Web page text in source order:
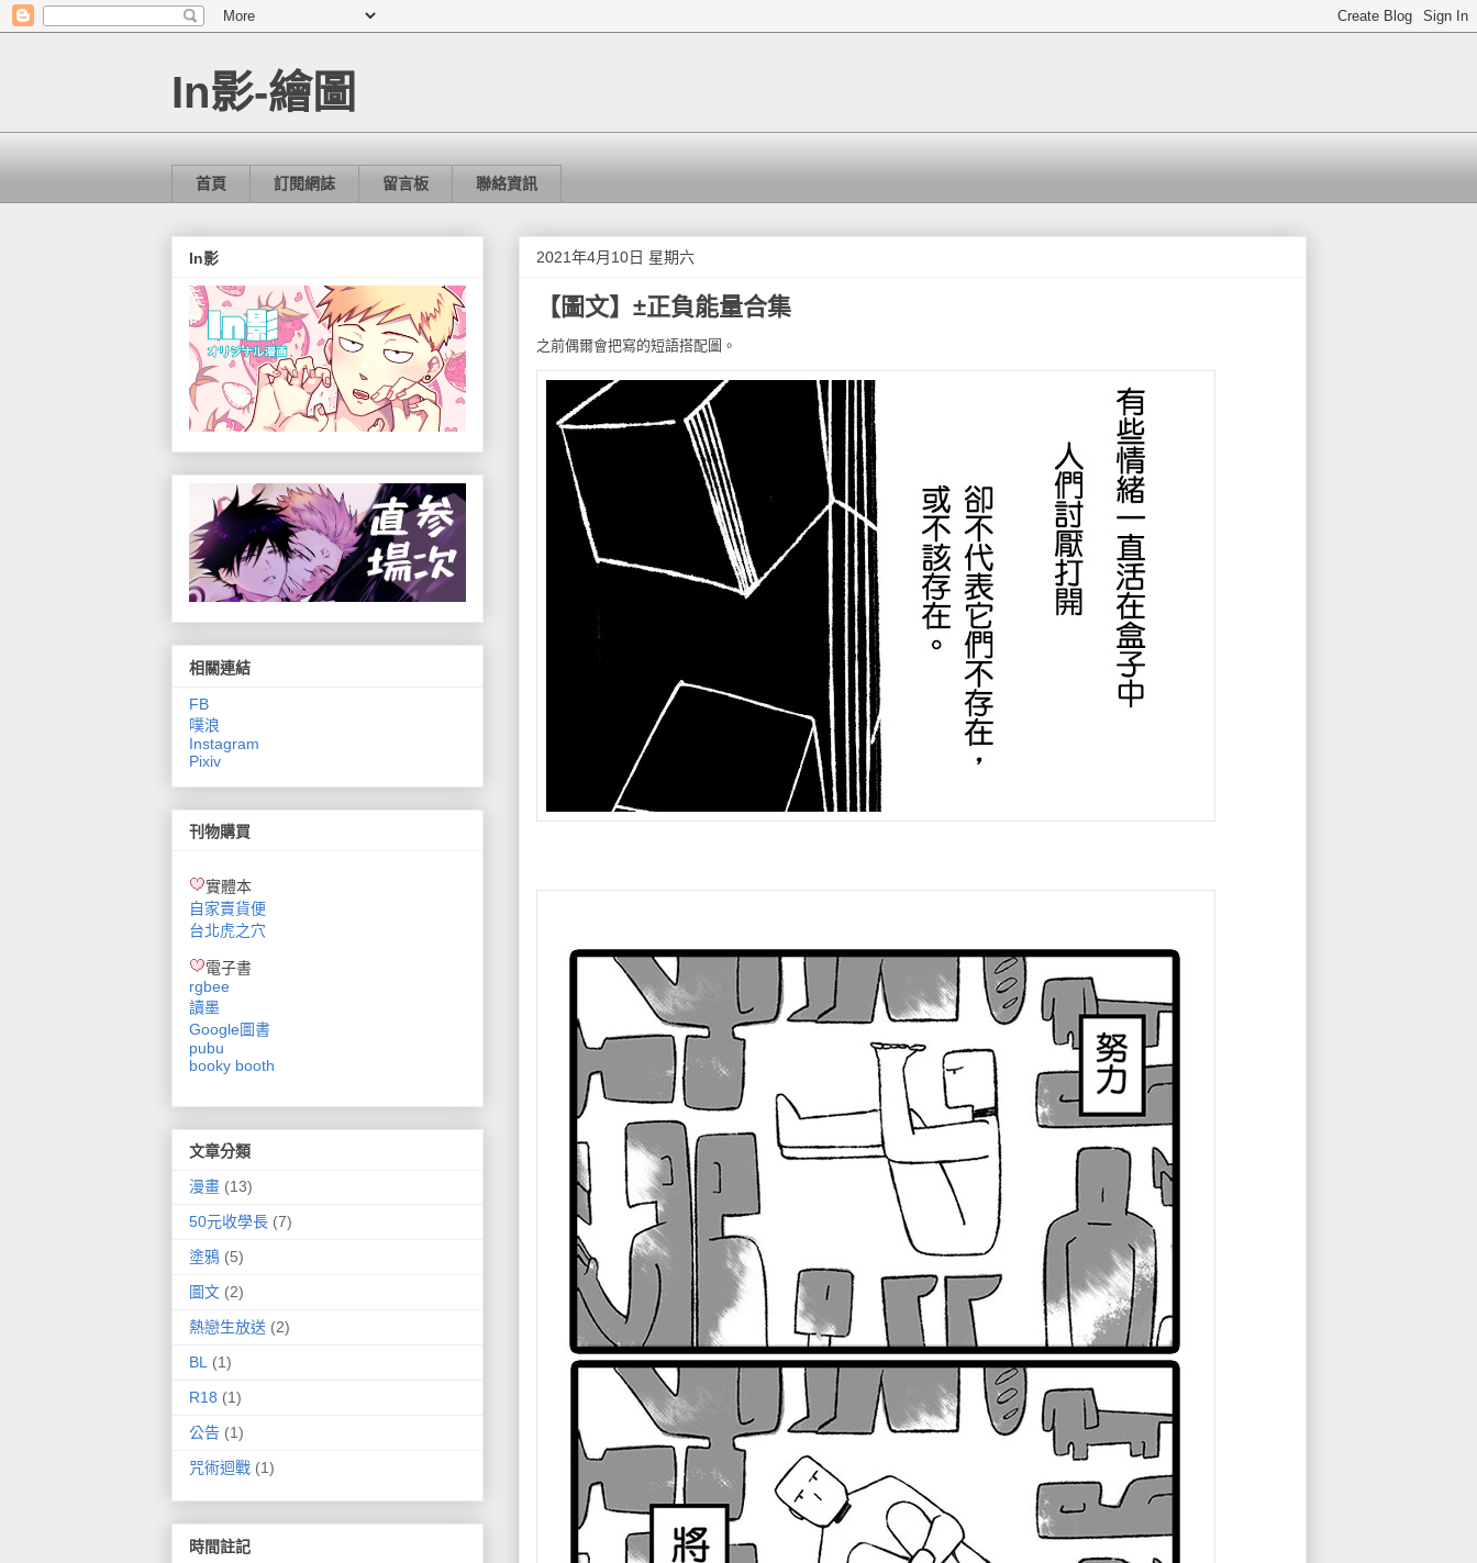
In影-繪圖
首頁 訂閱網誌 留言板 聯絡資訊
2021年4月10日 星期六
【圖文】±正負能量合集
之前偶爾會把寫的短語搭配圖。
In影
相關連結
FB
噗浪
Instagram
Pixiv
刊物購買
實體本
自家賣貨便
台北虎之穴
電子書
rgbee
讀墨
Google圖書
pubu
booky booth
文章分類
漫畫 (13)
50元收學長 (7)
塗鴉 (5)
圖文 (2)
熱戀生放送 (2)
BL (1)
R18 (1)
公告 (1)
咒術迴戰 (1)
時間註記